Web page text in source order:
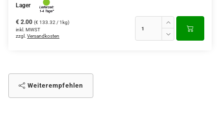
Lager
€ 2.00 (€ 133.32 / 1kg)
inkl. MWST
zzgl. Versandkosten
Weiterempfehlen